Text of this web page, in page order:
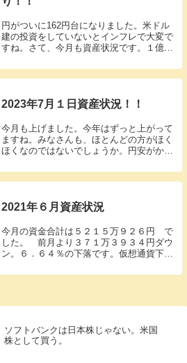
円がついに162円台になりました。米ドル
建の投資をしていないとインフレで大変で
すね。さて、今月も資産状況です。１億１
ウン、４０２万８６０９円↓）仮想通貨の
冬が来ており、まぁ長期保有なので関係な
2023年7月１日資産状況！！
今月も上げました。今年はずっと上がって
ますね。みなさんも、ほとんどの方がほく
ほくなのではないでしょうか。円安がかな
し引いて考えてますが、まぁ、あがること
は単純にうれしいです。ではいきます。今
2021年６月資産状況
今月の資金合計は５２１５万９２６円 で
した。 前月より３７１万３９３４円ダウ
ン。６．６４％の下落です。仮想通貨下落
ます。仮想通貨だけで３００万程度の下げ
ソフトバンクは日本株じゃない。米国
株として買う。